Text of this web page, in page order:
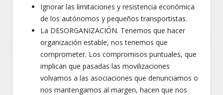
Ignorar las limitaciones y resistencia económica
de los autónomos y pequeños transportistas.
La DESORGANIZACIÓN. Tenemos que hacer
organización estable, nos tenemos que
comprometer. Los compromisos puntuales, que
implican que pasadas las movilizaciones
volvamos a las asociaciones que denunciamos o
nos mantengamos al margen, hacen que nos